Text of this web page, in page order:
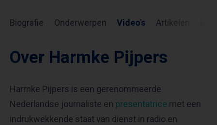
Biografie Onderwerpen Video's Artikelen
Over Harmke Pijpers
Harmke Pijpers is een gerenommeerde
Nederlandse journaliste en presentatrice met een
indrukwekkende staat van dienst in radio en